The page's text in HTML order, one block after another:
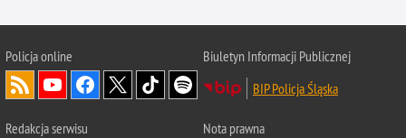
Policja online
Biuletyn Informacji Publicznej
BIP Policja Śląska
Redakcja serwisu
Nota prawna